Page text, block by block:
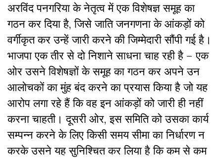
अरविंद पनगरिया के नेतृत्व में एक विशेषज्ञ समूह का
गठन कर दिया है, जिसे जाति जनगणना के आंकड़ों को
वर्गीकृत कर उन्हें जारी करने की जिम्मेदारी सौंपी गई है।
भाजपा एक तीर से दो निशाने साधना चाह रही है – एक
ओर उसने विशेषज्ञों के समूह का गठन कर अपने उन
आलोचकों का मुंह बंद करने का प्रयास किया है जो यह
आरोप लगा रहे हैं कि वह इन आंकड़ों को जारी ही नहीं
करना चाहती। दूसरी ओर, इस समिति को उसका कार्य
सम्पन्न करने के लिए किसी समय सीमा का निर्धारण न
करके उसने यह सुनिश्चित कर लिया है कि कम से कम